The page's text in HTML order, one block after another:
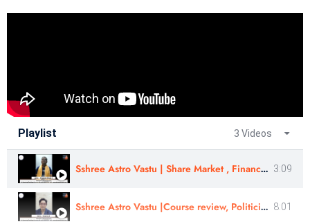
Playlist 3 Videos
Sshree Astro Vastu | Share Market , Financial astrology |Astro - Pragnesh Singh Ji SSAV Review 3:09
Sshree Astro Vastu |Course review, Politician Consultation| Reviewed By Astro-Suvarna Ji In Hindi 8:01